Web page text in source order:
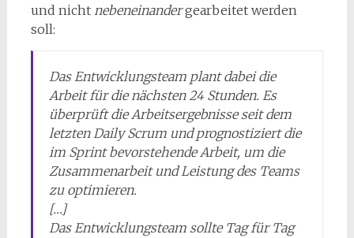
und nicht nebeneinandergearbeitet werden
soll:
Das Entwicklungsteam plant dabei die
Arbeitfür die nächsten 24 Stunden. Es
überprüft die Arbeitsergebnisse seit dem
letzten Daily Scrumund prognostiziert die
im Sprint bevorstehende Arbeit, um die
Zusammenarbeit und Leistung des Teams
zu optimieren.
[…]
Das Entwicklungsteam sollte Tag für Tag